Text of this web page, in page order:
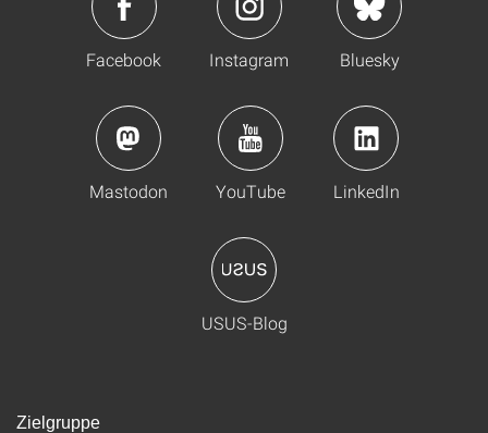
Facebook Instagram Bluesky
Mastodon YouTube LinkedIn
USUS-Blog
Zielgruppe